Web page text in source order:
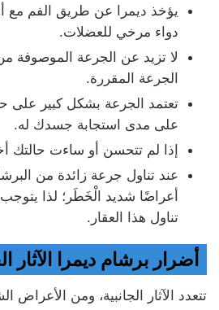
يؤخذ ديمرا عن طريق الفم مع
دواء مرخي للعضلات.
لا تزيد عن الجرعة الموصوفة
الجرعة المقررة.
تعتمد الجرعة بشكل كبير على
على مدى استجابة جسدك له.
إذا لم تتحسن أو ساءت حالتك
عند تناول جرعة زائدة من
أعراضًا شديد الْخَطَر؛ لذا
تناول هذا العقار.
أضرار برشام ديمرا الآثار
تتعدد الآثار الجانبية، ومن الأعراض